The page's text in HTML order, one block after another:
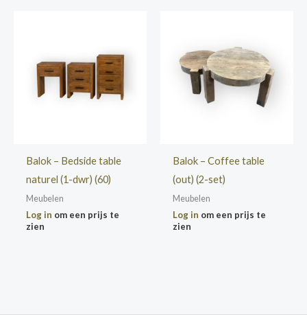
Balok – Bedside table
naturel (1-dwr) (60)
Meubelen
Log in om een prijs te
zien
Balok – Coffee table
(out) (2-set)
Meubelen
Log in om een prijs te
zien